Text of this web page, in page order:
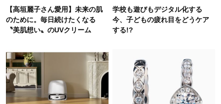
「私の卵巣たち。よく頑張ったね。引退おめでと
う」小島慶子さんの【更年期】への向き合い方
【特別カット集】揺るがない美しさと強さ
の“今”を映す、土屋アンナという生き方
Fashion 2026.7.30
【高垣麗子さん愛用】未来の肌
のために。毎日続けたくなる
〝美肌想い〟のUVクリーム
学校も遊びもデジタル化する
今、子どもの疲れ目をどうケア
する!?